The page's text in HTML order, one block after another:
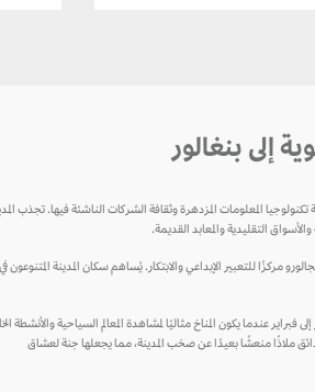
إلى بنغالور
المعلومات المزدهرة وثقافة الشركات الناشئة فيها. تجذب
التقليدية والمعابد القديمة.
مركزًا للتعبير الإبداعي والابتكار. يُساهم سكان المدينة
عندما يكون المناخ مثاليًا لمشاهدة المعالم السياحية
ملاذًا منعشًا بعيدًا عن صخب المدينة، مما يجعلها جنة لعشاق